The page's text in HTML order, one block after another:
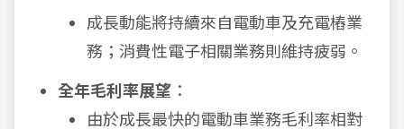
成長動能將持續來自電動車及充電樁業
務；消費性電子相關業務則維持疲弱。
全年毛利率展望 ：
由於成長最快的電動車業務毛利率相對